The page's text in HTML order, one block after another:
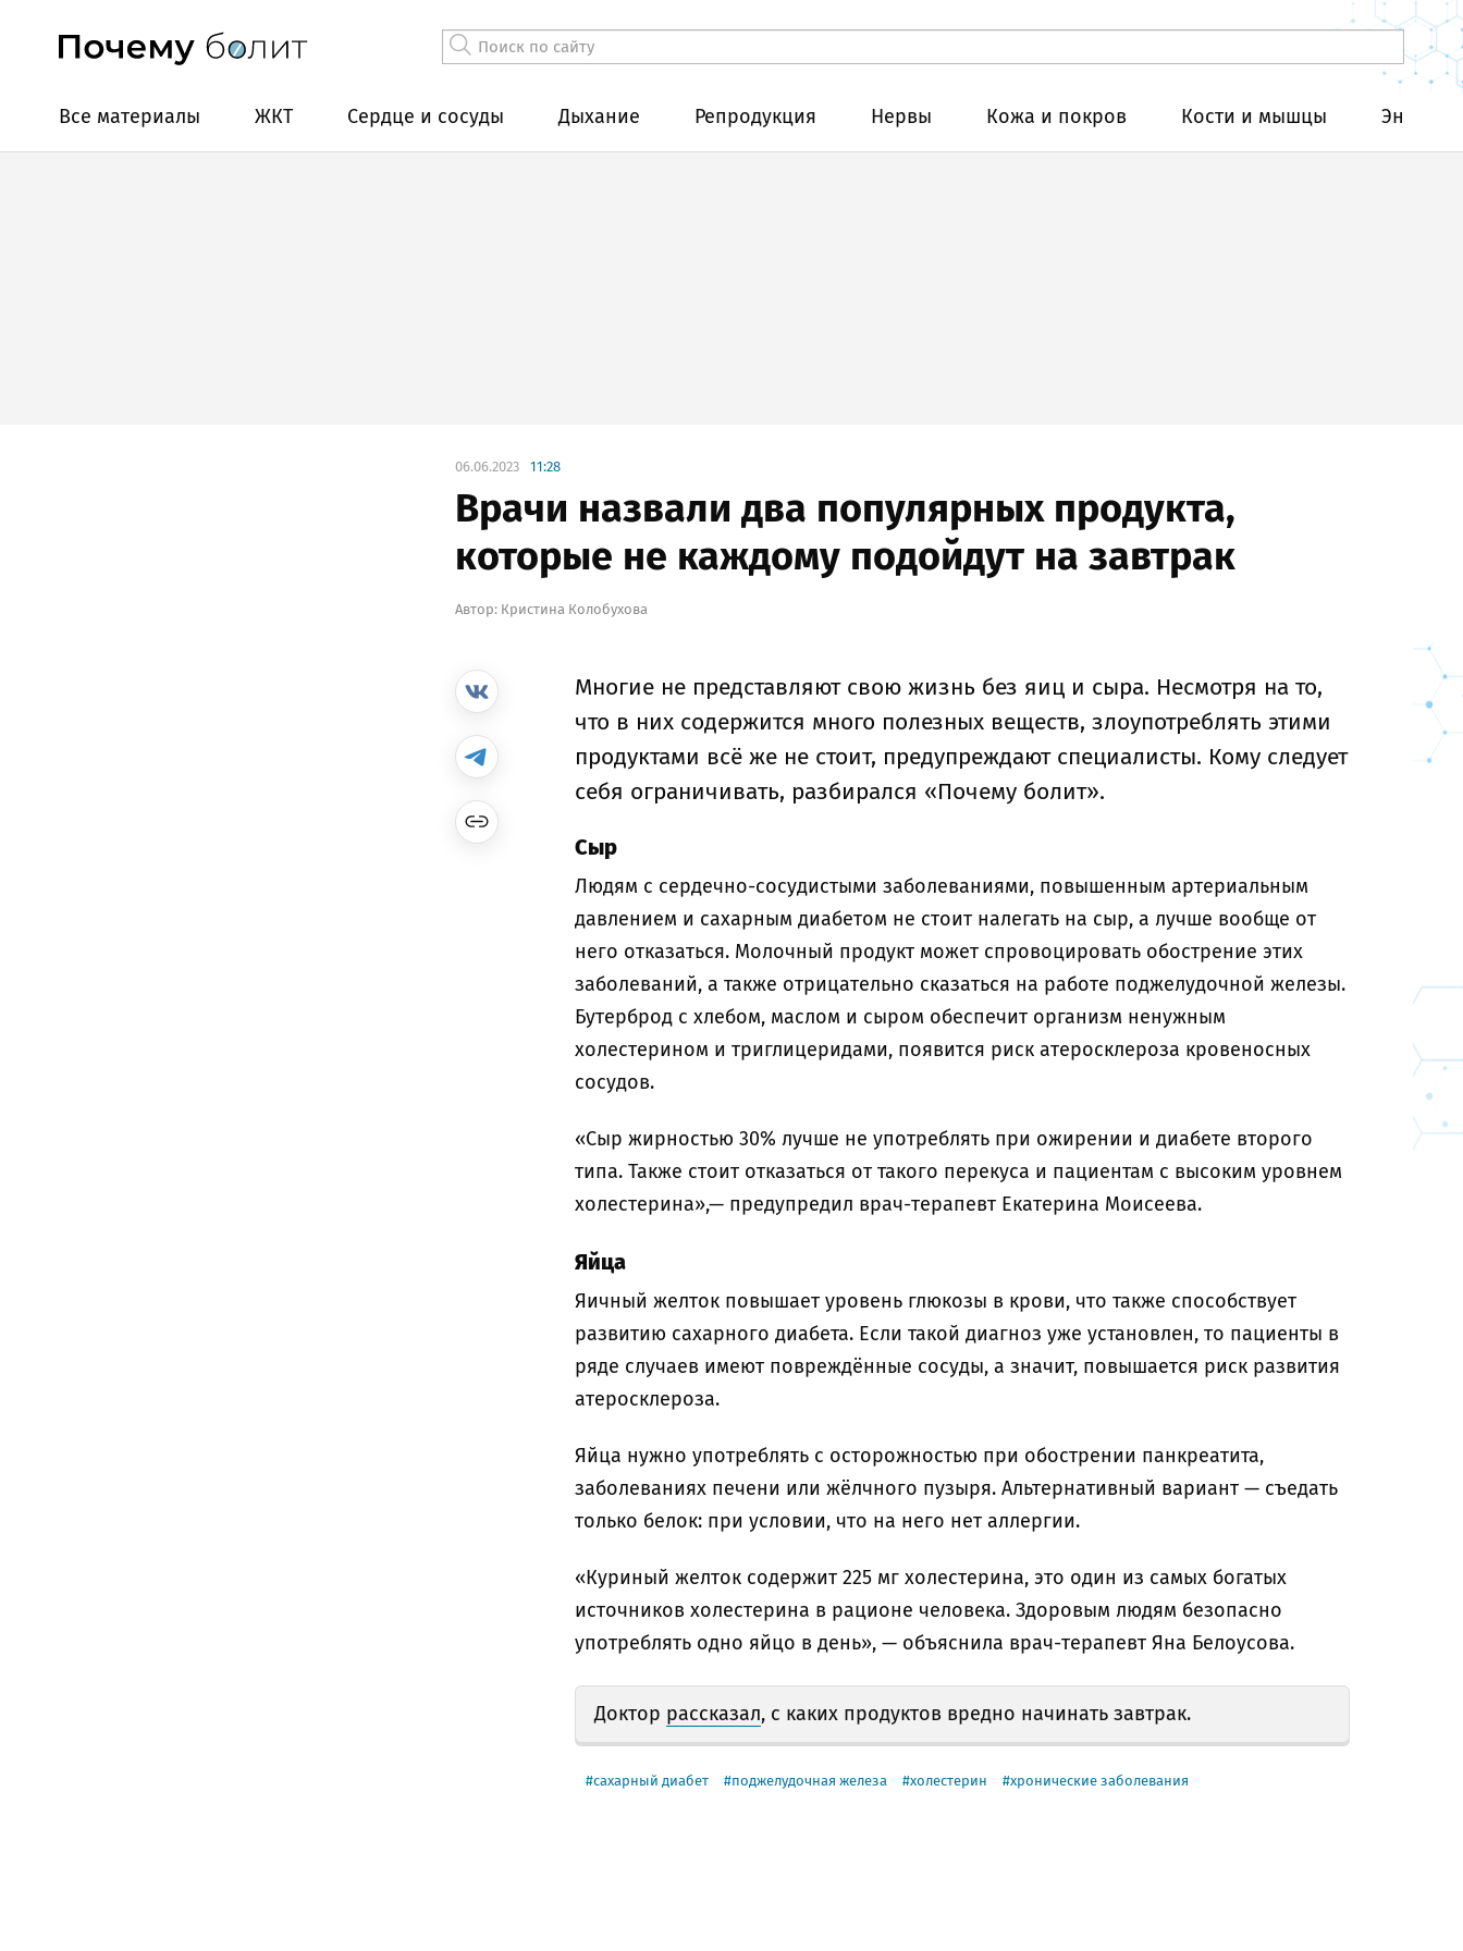
Все материалы ЖКТ Сердце и сосуды Дыхание Репродукция Нервы Кожа и покров Кости и мышцы
06.06.2023 11:28
Врачи назвали два популярных продукта,
которые не каждому подойдут на завтрак
Автор: Кристина Колобухова
Многие не представляют свою жизнь без яиц и сыра. Несмотря на то,
что в них содержится много полезных веществ, злоупотреблять этими
продуктами всё же не стоит, предупреждают специалисты. Кому следует
себя ограничивать, разбирался «Почему болит».
Сыр
Людям с сердечно-сосудистыми заболеваниями, повышенным артериальным
давлением и сахарным диабетом не стоит налегать на сыр, а лучше вообще от
него отказаться. Молочный продукт может спровоцировать обострение этих
заболеваний, а также отрицательно сказаться на работе поджелудочной железы.
Бутерброд с хлебом, маслом и сыром обеспечит организм ненужным
холестерином и триглицеридами, появится риск атеросклероза кровеносных
сосудов.
«Сыр жирностью 30% лучше не употреблять при ожирении и диабете второго
типа. Также стоит отказаться от такого перекуса и пациентам с высоким уровнем
холестерина»,— предупредил врач-терапевт Екатерина Моисеева.
Яйца
Яичный желток повышает уровень глюкозы в крови, что также способствует
развитию сахарного диабета. Если такой диагноз уже установлен, то пациенты в
ряде случаев имеют повреждённые сосуды, а значит, повышается риск развития
атеросклероза.
Яйца нужно употреблять с осторожностью при обострении панкреатита,
заболеваниях печени или жёлчного пузыря. Альтернативный вариант — съедать
только белок: при условии, что на него нет аллергии.
«Куриный желток содержит 225 мг холестерина, это один из самых богатых
источников холестерина в рационе человека. Здоровым людям безопасно
употреблять одно яйцо в день», — объяснила врач-терапевт Яна Белоусова.
Доктор рассказал, с каких продуктов вредно начинать завтрак.
сахарный диабет поджелудочная железа холестерин хронические заболевания